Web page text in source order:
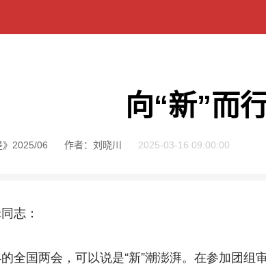
向“新”而
》2025/06 作者：刘晓川 2025-03-16 09:00:00
志：
国两会，可以说是“新”潮澎湃。在参加团组